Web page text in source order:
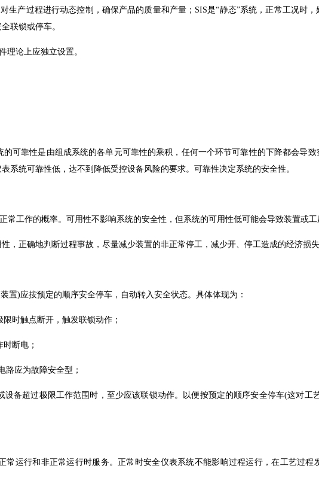
生产过程进行动态控制，确保产品的质量和产量；SIS是“静态”系统，正常工况时
联锁或停车。
理论上应独立设置。
可靠性是由组成系统的各单元可靠性的乘积，任何一个环节可靠性的下降都会导
系统可靠性低，达不到降低受控设备风险的要求。可靠性决定系统的安全性。
工作的概率。可用性不影响系统的安全性，但系统的可用性低可能会导致装置或工
，正确地判断过程事故，尽量减少装置的非正常停工，减少开、停工造成的经济损失
置)应按预定的顺序安全停车，自动转入安全状态。具体体现为：
时触点断开，触发联锁动作；
断电；
路应为故障安全型；
备超过极限工作范围时，至少应该联锁动作。以便按预定的顺序安全停车(这对
运行和非正常运行时服务。正常时安全仪表系统不能影响过程运行，在工艺过